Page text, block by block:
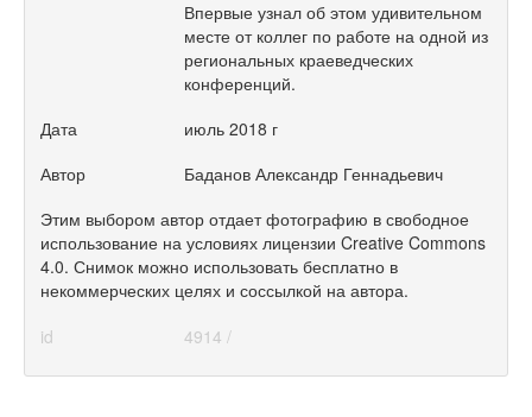
Впервые узнал об этом удивительном
месте от коллег по работе на одной из
региональных краеведческих
конференций.
Дата
июль 2018 г
Автор
Баданов Александр Геннадьевич
Этим выбором автор отдает фотографию в свободное
использование на условиях лицензии Creative Commons
4.0. Снимок можно использовать бесплатно в
некоммерческих целях и соссылкой на автора.
id
4914 /